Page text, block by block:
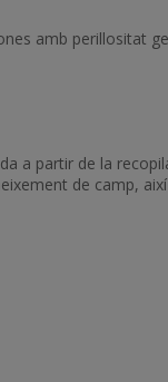
amb perillositat
a partir de la
de camp,